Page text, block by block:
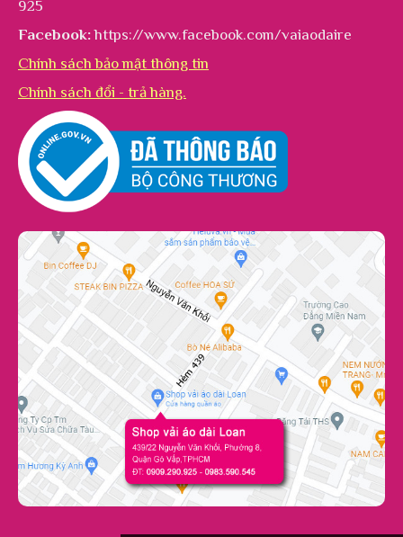
925
Facebook: https://www.facebook.com/vaiaodaire
Chính sách bảo mật thông tin
Chính sách đổi - trả hàng.